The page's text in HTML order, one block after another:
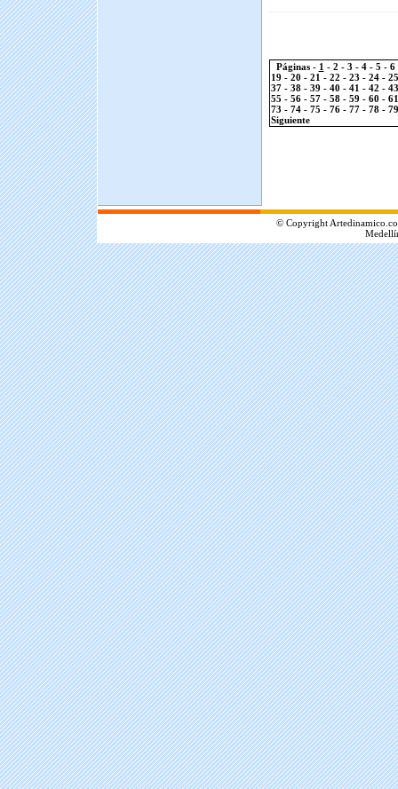
Páginas - 1 - 2 - 3 - 4- 5 - 6
19 - 20 - 21 - 22 - 23 - 24- 25
37- 38- 39 - 40 - 41 - 42 - 43
55 - 56- 57- 58- 59 - 60 - 61
73 - 74- 75 - 76- 77- 78- 79
Siguiente
© Copyright